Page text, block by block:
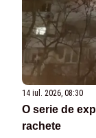
14 iul. 2026, 08:30
O serie de
rachete